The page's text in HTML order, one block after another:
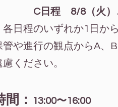
C日程 8/8（火）
各日程のいずれか1日か
管や進行の観点からA、
慮ください。
間： 13:00〜16:00